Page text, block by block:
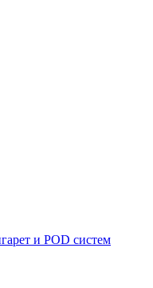
и POD систем